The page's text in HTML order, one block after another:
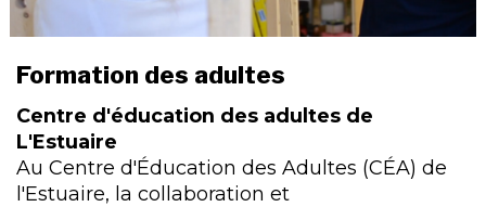
Formation des adultes
Centre d'éducation des adultes de
L'Estuaire
Au Centre d'Éducation des Adultes (CÉA) de
l'Estuaire, la collaboration et